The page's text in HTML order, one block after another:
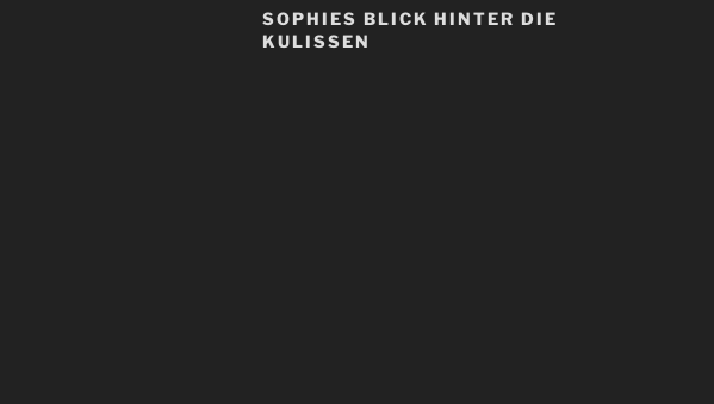
SOPHIES BLICK HINTER DIE
KULISSEN